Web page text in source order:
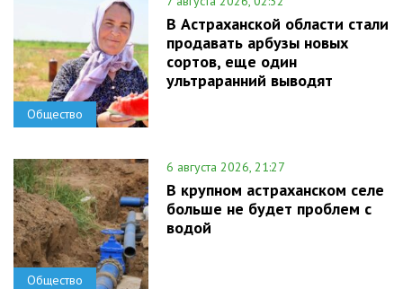
Общество
В Астраханской области стали
продавать арбузы новых
сортов, еще один
ультраранний выводят
Общество
6 августа 2026, 21:27
В крупном астраханском селе
больше не будет проблем с
водой